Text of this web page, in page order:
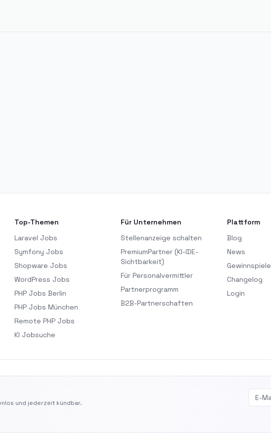
Top-Themen
Laravel Jobs
Symfony Jobs
Shopware Jobs
WordPress Jobs
PHP Jobs Berlin
PHP Jobs München
Remote PHP Jobs
KI Jobsuche
Für Unternehmen
Stellenanzeige schalten
PremiumPartner (KI-IDE-
Sichtbarkeit)
Für Personalvermittler
Partnerprogramm
B2B-Partnerschaften
Plattform
Blog
News
Gewinnspiele
Changelog
Login
und jederzeit kündbar.